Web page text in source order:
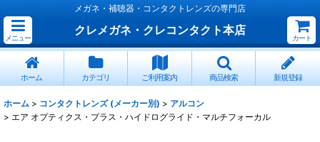
メガネ・補聴器・コンタクトレンズの専門店
メニュー
クレメガネ・クレコンタクト本店
カート
ホーム カテゴリ ご利用案内 商品検索 新規登録
ホーム > コンタクトレンズ (メーカー別) > アルコン
> エア オプティクス・プラス・ハイドログライド・マルチフォーカル